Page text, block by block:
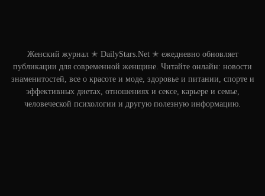
Женский журнал ✭ DailyStars.Net ✭ ежедневно обновляет
публикации для современной женщине. Читайте онлайн: новости
знаменитостей, все о красоте и моде, здоровье и питании, спорте и
эффективных диетах, отношениях и сексе, карьере и семье,
человеческой психологии и другую полезную информацию.